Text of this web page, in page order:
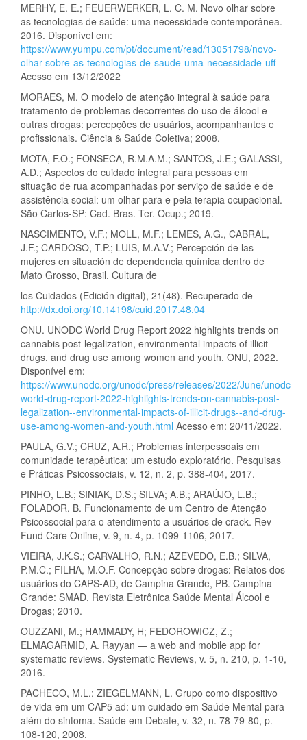
MERHY, E. E.; FEUERWERKER, L. C. M. Novo olhar sobre
as tecnologias de saúde: uma necessidade contemporânea.
2016. Disponível em:
https://www.yumpu.com/pt/document/read/13051798/novo-
olhar-sobre-as-tecnologias-de-saude-uma-necessidade-uff
Acesso em 13/12/2022
MORAES, M. O modelo de atenção integral à saúde para
tratamento de problemas decorrentes do uso de álcool e
outras drogas: percepções de usuários, acompanhantes e
profissionais. Ciência & Saúde Coletiva; 2008.
MOTA, F.O.; FONSECA, R.M.A.M.; SANTOS, J.E.; GALASSI,
A.D.; Aspectos do cuidado integral para pessoas em
situação de rua acompanhadas por serviço de saúde e de
assistência social: um olhar para e pela terapia ocupacional.
São Carlos-SP: Cad. Bras. Ter. Ocup.; 2019.
NASCIMENTO, V.F.; MOLL, M.F.; LEMES, A.G., CABRAL,
J.F.; CARDOSO, T.P.; LUIS, M.A.V.; Percepción de las
mujeres en situación de dependencia química dentro de
Mato Grosso, Brasil. Cultura de
los Cuidados (Edición digital), 21(48). Recuperado de
http://dx.doi.org/10.14198/cuid.2017.48.04
ONU. UNODC World Drug Report 2022 highlights trends on
cannabis post-legalization, environmental impacts of illicit
drugs, and drug use among women and youth. ONU, 2022.
Disponível em:
https://www.unodc.org/unodc/press/releases/2022/June/unodc-
world-drug-report-2022-highlights-trends-on-cannabis-post-
legalization--environmental-impacts-of-illicit-drugs--and-drug-
use-among-women-and-youth.html Acesso em: 20/11/2022.
PAULA, G.V.; CRUZ, A.R.; Problemas interpessoais em
comunidade terapêutica: um estudo exploratório. Pesquisas
e Práticas Psicossociais, v. 12, n. 2, p. 388-404, 2017.
PINHO, L.B.; SINIAK, D.S.; SILVA; A.B.; ARAÚJO, L.B.;
FOLADOR, B. Funcionamento de um Centro de Atenção
Psicossocial para o atendimento a usuários de crack. Rev
Fund Care Online, v. 9, n. 4, p. 1099-1106, 2017.
VIEIRA, J.K.S.; CARVALHO, R.N.; AZEVEDO, E.B.; SILVA,
P.M.C.; FILHA, M.O.F. Concepção sobre drogas: Relatos dos
usuários do CAPS-AD, de Campina Grande, PB. Campina
Grande: SMAD, Revista Eletrônica Saúde Mental Álcool e
Drogas; 2010.
OUZZANI, M.; HAMMADY, H; FEDOROWICZ, Z.;
ELMAGARMID, A. Rayyan — a web and mobile app for
systematic reviews. Systematic Reviews, v. 5, n. 210, p. 1-10,
2016.
PACHECO, M.L.; ZIEGELMANN, L. Grupo como dispositivo
de vida em um CAP5 ad: um cuidado em Saúde Mental para
além do sintoma. Saúde em Debate, v. 32, n. 78-79-80, p.
108-120, 2008.